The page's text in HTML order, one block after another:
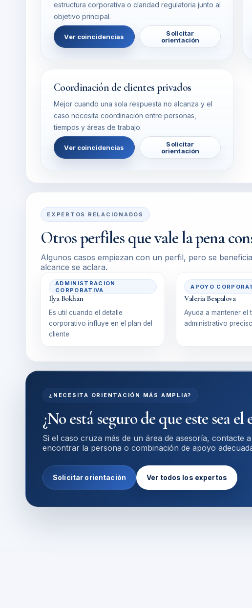
estructura corporativa o claridad regulatoria junto al
objetivo principal.
Ver coincidencias
Solicitar
orientación
Coordinación de clientes privados
Mejor cuando una sola respuesta no alcanza y el
caso necesita coordinación entre personas,
tiempos y áreas de trabajo.
Ver coincidencias
Solicitar
orientación
EXPERTOS RELACIONADOS
Otros perfiles que vale la pena
Algunos casos empiezan con un perfil, pero se
alcance se aclara.
ADMINISTRACION
CORPORATIVA
Ilya Bokhan
Es util cuando el detalle
corporativo influye en el plan del
cliente
APOYO
Valeria Bespalova
Ayuda a mantener el
administrativo
¿NECESITA ORIENTACIÓN MÁS AMPLIA?
¿No está seguro de que este sea
Si el caso cruza más de un área de asesoría, contacte
encontrar la persona o combinación de apoyo
Solicitar orientación Ver todos los expertos